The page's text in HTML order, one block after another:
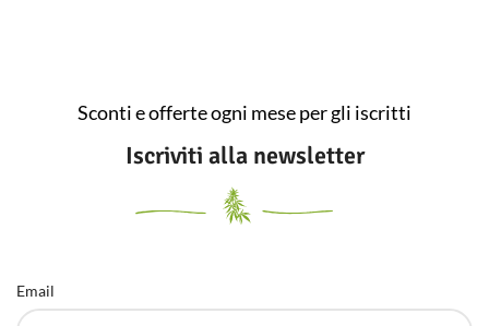
che possiate trovare.
Sconti e offerte ogni mese per gli iscritti
Iscriviti alla newsletter
Email